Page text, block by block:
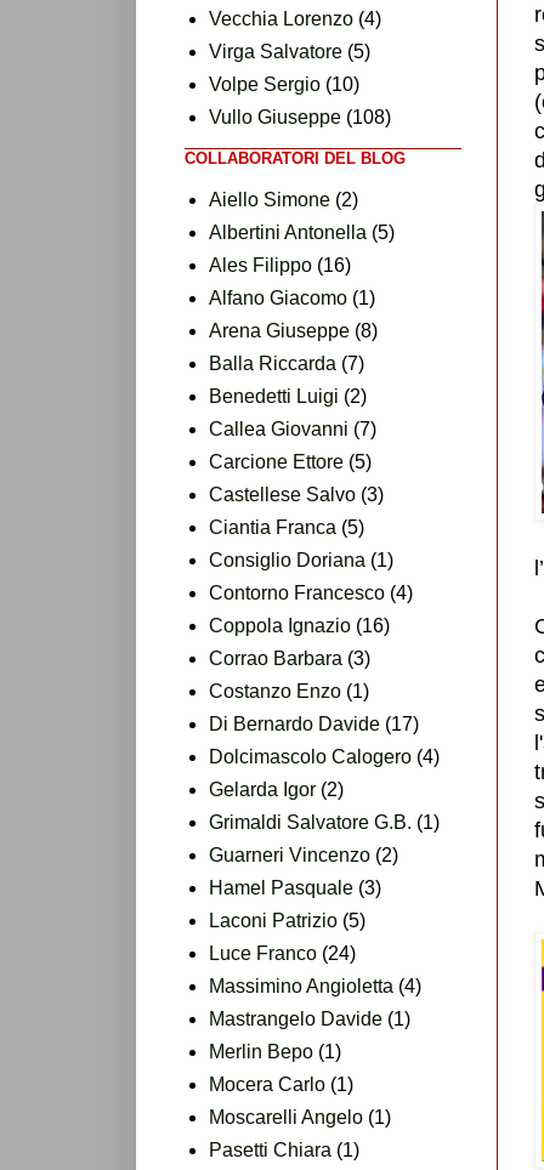
Vecchia Lorenzo (4)
Virga Salvatore (5)
Volpe Sergio (10)
Vullo Giuseppe (108)
COLLABORATORI DEL BLOG
Aiello Simone (2)
Albertini Antonella (5)
Ales Filippo (16)
Alfano Giacomo (1)
Arena Giuseppe (8)
Balla Riccarda (7)
Benedetti Luigi (2)
Callea Giovanni (7)
Carcione Ettore (5)
Castellese Salvo (3)
Ciantia Franca (5)
Consiglio Doriana (1)
Contorno Francesco (4)
Coppola Ignazio (16)
Corrao Barbara (3)
Costanzo Enzo (1)
Di Bernardo Davide (17)
Dolcimascolo Calogero (4)
Gelarda Igor (2)
Grimaldi Salvatore G.B. (1)
Guarneri Vincenzo (2)
Hamel Pasquale (3)
Laconi Patrizio (5)
Luce Franco (24)
Massimino Angioletta (4)
Mastrangelo Davide (1)
Merlin Bepo (1)
Mocera Carlo (1)
Moscarelli Angelo (1)
Pasetti Chiara (1)